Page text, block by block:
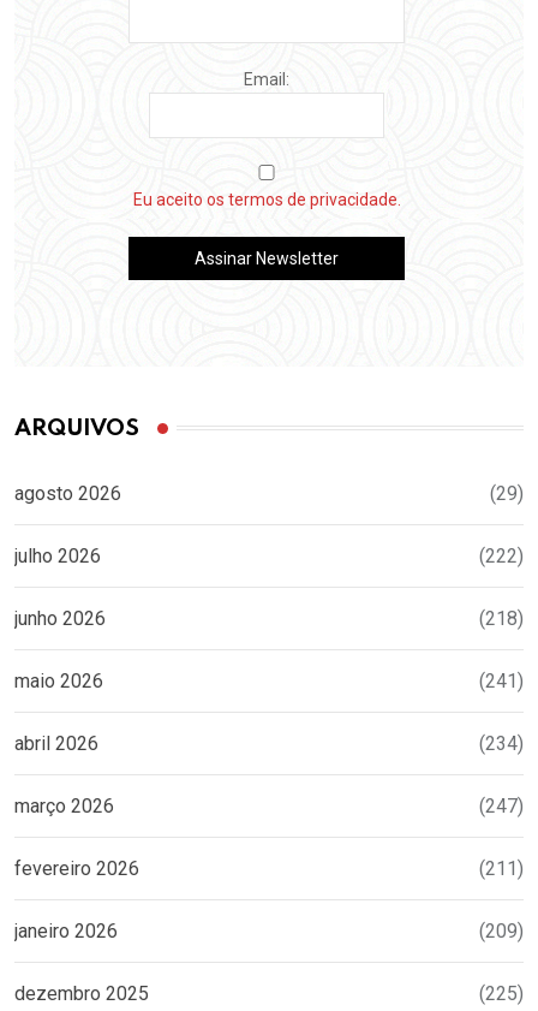
Email:
Eu aceito os termos de privacidade.
ARQUIVOS
agosto 2026 (29)
julho 2026 (222)
junho 2026 (218)
maio 2026 (241)
abril 2026 (234)
março 2026 (247)
fevereiro 2026 (211)
janeiro 2026 (209)
dezembro 2025 (225)